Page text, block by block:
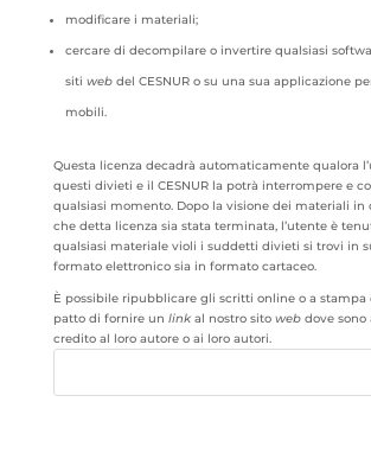
modificare i materiali;
cercare di decompilare o invertire qualsiasi
siti webdel CESNUR o su una sua applicazione
mobili.
Questa licenza decadrà automaticamente qualora
questi divieti e il CESNUR la potrà interrompere e
qualsiasi momento. Dopo la visione dei materiali in
che detta licenza sia stata terminata, l’utente è
qualsiasi materiale violi i suddetti divieti si trovi in
formato elettronico sia in formato cartaceo.
È possibile ripubblicare gli scritti online o a stampa
patto di fornire un linkal nostro sito web dove sono
credito al loro autore o ai loro autori.